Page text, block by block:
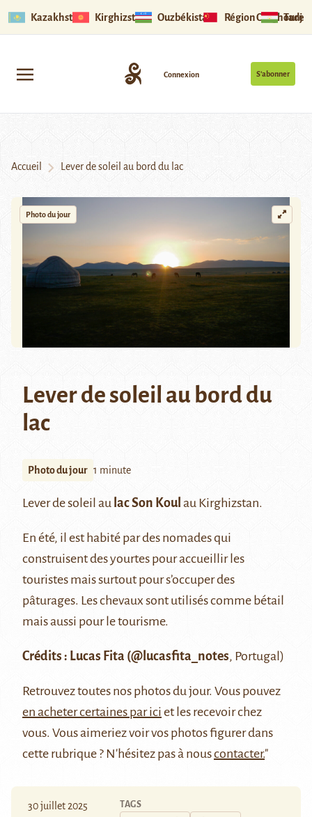
Kazakhstan Kirghizstan Ouzbékistan Région Ouïghoure
S’abonner
Connexion
Accueil Lever de soleil au bord du lac
Photo du jour
Lever de soleil au bord du
lac
Photo du jour 1 minute
Lever de soleil au lac Son Koul au Kirghizstan.
En été, il est habité par des nomades qui
construisent des yourtes pour accueillir les
touristes mais surtout pour s’occuper des
pâturages. Les chevaux sont utilisés comme bétail
mais aussi pour le tourisme.
Crédits : Lucas Fita (@lucasfita_notes, Portugal)
Retrouveztoutes nos photos du jour. Vous pouvez
en acheter certaines par ici et les recevoir chez
vous. Vous aimeriez voir vos photos figurer dans
cette rubrique ? N'hésitez pas à nouscontacter."
30 juillet 2025 TAGS